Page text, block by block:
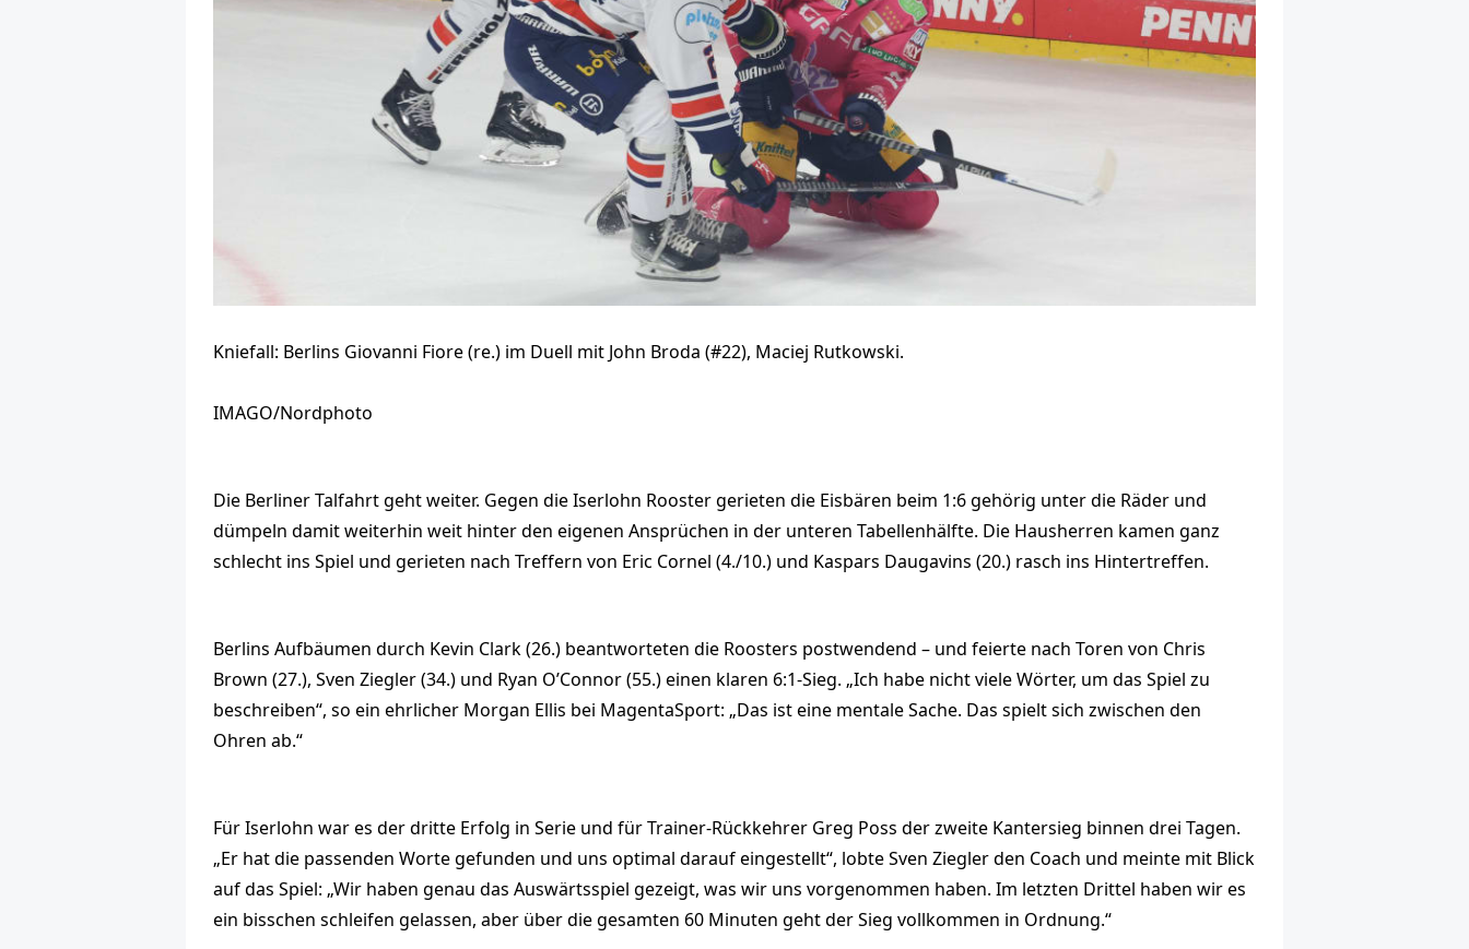
Kniefall: Berlins Giovanni Fiore (re.) im Duell mit John Broda (#22), Maciej Rutkowski.
IMAGO/Nordphoto
Die Berliner Talfahrt geht weiter. Gegen die Iserlohn Rooster gerieten die Eisbären beim 1:6 gehörig unter die Räder und
dümpeln damit weiterhin weit hinter den eigenen Ansprüchen in der unteren Tabellenhälfte. Die Hausherren kamen ganz
schlecht ins Spiel und gerieten nach Treffern von Eric Cornel (4./10.) und Kaspars Daugavins (20.) rasch ins Hintertreffen.
Berlins Aufbäumen durch Kevin Clark (26.) beantworteten die Roosters postwendend – und feierte nach Toren von Chris
Brown (27.), Sven Ziegler (34.) und Ryan O’Connor (55.) einen klaren 6:1-Sieg. „Ich habe nicht viele Wörter, um das Spiel zu
beschreiben“, so ein ehrlicher Morgan Ellis bei MagentaSport: „Das ist eine mentale Sache. Das spielt sich zwischen den
Ohren ab.“
Für Iserlohn war es der dritte Erfolg in Serie und für Trainer-Rückkehrer Greg Poss der zweite Kantersieg binnen drei Tagen.
„Er hat die passenden Worte gefunden und uns optimal darauf eingestellt“, lobte Sven Ziegler den Coach und meinte mit Blick
auf das Spiel: „Wir haben genau das Auswärtsspiel gezeigt, was wir uns vorgenommen haben. Im letzten Drittel haben wir es
ein bisschen schleifen gelassen, aber über die gesamten 60 Minuten geht der Sieg vollkommen in Ordnung.“